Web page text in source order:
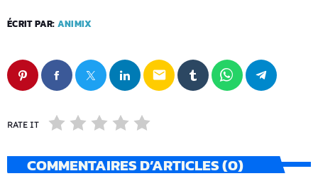
ÉCRIT PAR: ANIMIX
email
RATE IT
COMMENTAIRES D’ARTICLES (0)